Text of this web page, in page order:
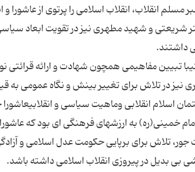
مسلم انقلاب، انقلاب اسلامی را پرتوی از
شریعتی و شهید مطهری نیز در تقویت ابعاد
تبیین مفاهیمی همچون شهادت و ارائه قرائتی
در تلاش برای تغییر بینش و نگاه عمومی به
اسلام انقلابی وماهیت سیاسی و
خمینی(ره) به ارزشهای فرهنگی ای بود که
جور، تلاش برای برپایی حکومت عدل اسلامی و